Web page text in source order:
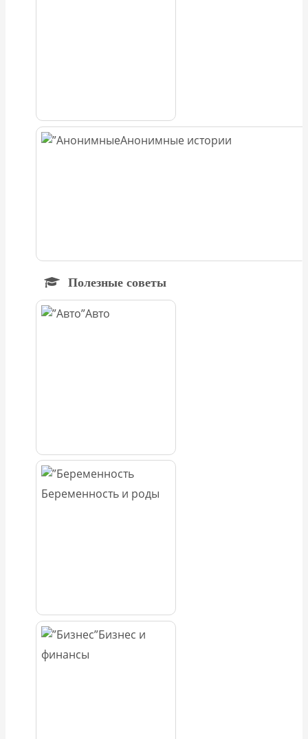
Анонимные истории
Полезные советы
Авто
Беременность и роды
Бизнес и
финансы